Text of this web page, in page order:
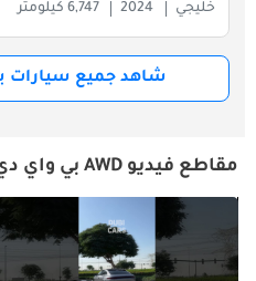
خليجي
2024 6,747 كيلومتر
شاهد جميع سيارات
مقاطع فيديو AWD بي واي دي هان